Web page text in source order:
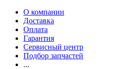
О компании
Доставка
Оплата
Гарантия
Сервисный центр
Подбор запчастей
...